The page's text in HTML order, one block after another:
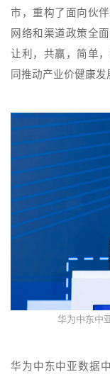
市，重构了面向伙
网络和渠道政策全
让利，共赢，简单
同推动产业价健康发
华为中东中
华为中东中亚数据